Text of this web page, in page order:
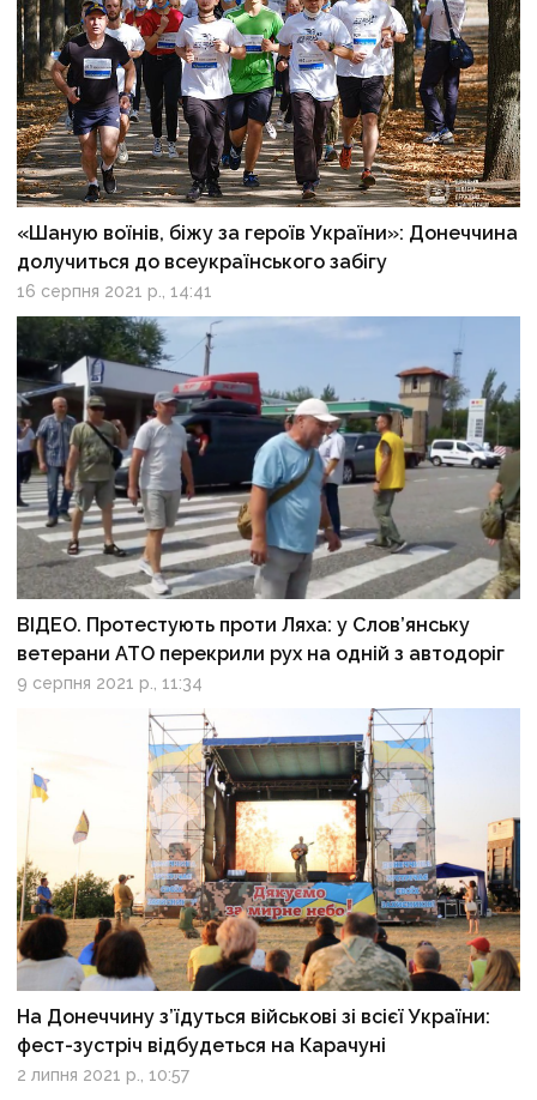
«Шаную воїнів, біжу за героїв України»: Донеччина
долучиться до всеукраїнського забігу
16 серпня 2021 р., 14:41
ВІДЕО. Протестують проти Ляха: у Слов’янську
ветерани АТО перекрили рух на одній з автодоріг
9 серпня 2021 р., 11:34
На Донеччину з’їдуться військові зі всієї України:
фест-зустріч відбудеться на Карачуні
2 липня 2021 р., 10:57